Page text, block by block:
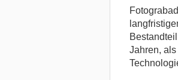
Jahren,